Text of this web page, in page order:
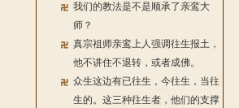
我们的教法是不是顺承了亲鸾大
师？
真宗祖师亲鸾上人强调往生报土，
他不讲住不退转，或者成佛。
众生这边有已往生，今往生，当往
生的。这三种往生者，他们的支撑